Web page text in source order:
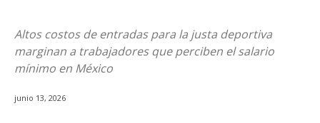
Altos costos de entradas para la justa deportiva
marginan a trabajadores que perciben el salario
mínimo en México
junio 13, 2026